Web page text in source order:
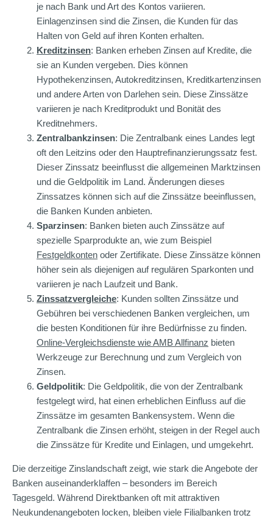
je nach Bank und Art des Kontos variieren.
Einlagenzinsen sind die Zinsen, die Kunden für das
Halten von Geld auf ihren Konten erhalten.
Kreditzinsen: Banken erheben Zinsen auf Kredite, die
sie an Kunden vergeben. Dies können
Hypothekenzinsen, Autokreditzinsen, Kreditkartenzinsen
und andere Arten von Darlehen sein. Diese Zinssätze
variieren je nach Kreditprodukt und Bonität des
Kreditnehmers.
Zentralbankzinsen: Die Zentralbank eines Landes legt
oft den Leitzins oder den Hauptrefinanzierungssatz fest.
Dieser Zinssatz beeinflusst die allgemeinen Marktzinsen
und die Geldpolitik im Land. Änderungen dieses
Zinssatzes können sich auf die Zinssätze beeinflussen,
die Banken Kunden anbieten.
Sparzinsen: Banken bieten auch Zinssätze auf
spezielle Sparprodukte an, wie zum Beispiel
Festgeldkonten oder Zertifikate. Diese Zinssätze können
höher sein als diejenigen auf regulären Sparkonten und
variieren je nach Laufzeit und Bank.
Zinssatzvergleiche: Kunden sollten Zinssätze und
Gebühren bei verschiedenen Banken vergleichen, um
die besten Konditionen für ihre Bedürfnisse zu finden.
Online-Vergleichsdienste wie AMB Allfinanz bieten
Werkzeuge zur Berechnung und zum Vergleich von
Zinsen.
Geldpolitik: Die Geldpolitik, die von der Zentralbank
festgelegt wird, hat einen erheblichen Einfluss auf die
Zinssätze im gesamten Bankensystem. Wenn die
Zentralbank die Zinsen erhöht, steigen in der Regel auch
die Zinssätze für Kredite und Einlagen, und umgekehrt.
Die derzeitige Zinslandschaft zeigt, wie stark die Angebote der
Banken auseinanderklaffen – besonders im Bereich
Tagesgeld. Während Direktbanken oft mit attraktiven
Neukundenangeboten locken, bleiben viele Filialbanken trotz